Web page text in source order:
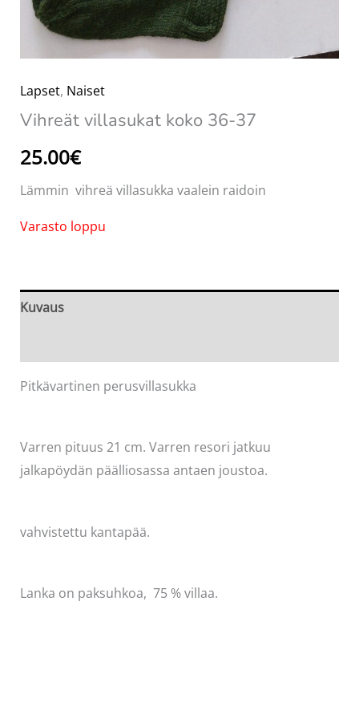
Lapset, Naiset
Vihreät villasukat koko 36-37
25.00€
Lämmin vihreä villasukka vaalein raidoin
Varasto loppu
Kuvaus
Pitkävartinen perusvillasukka
Varren pituus 21 cm. Varren resori jatkuu
jalkapöydän päälliosassa antaen joustoa.
vahvistettu kantapää.
Lanka on paksuhkoa, 75 % villaa.